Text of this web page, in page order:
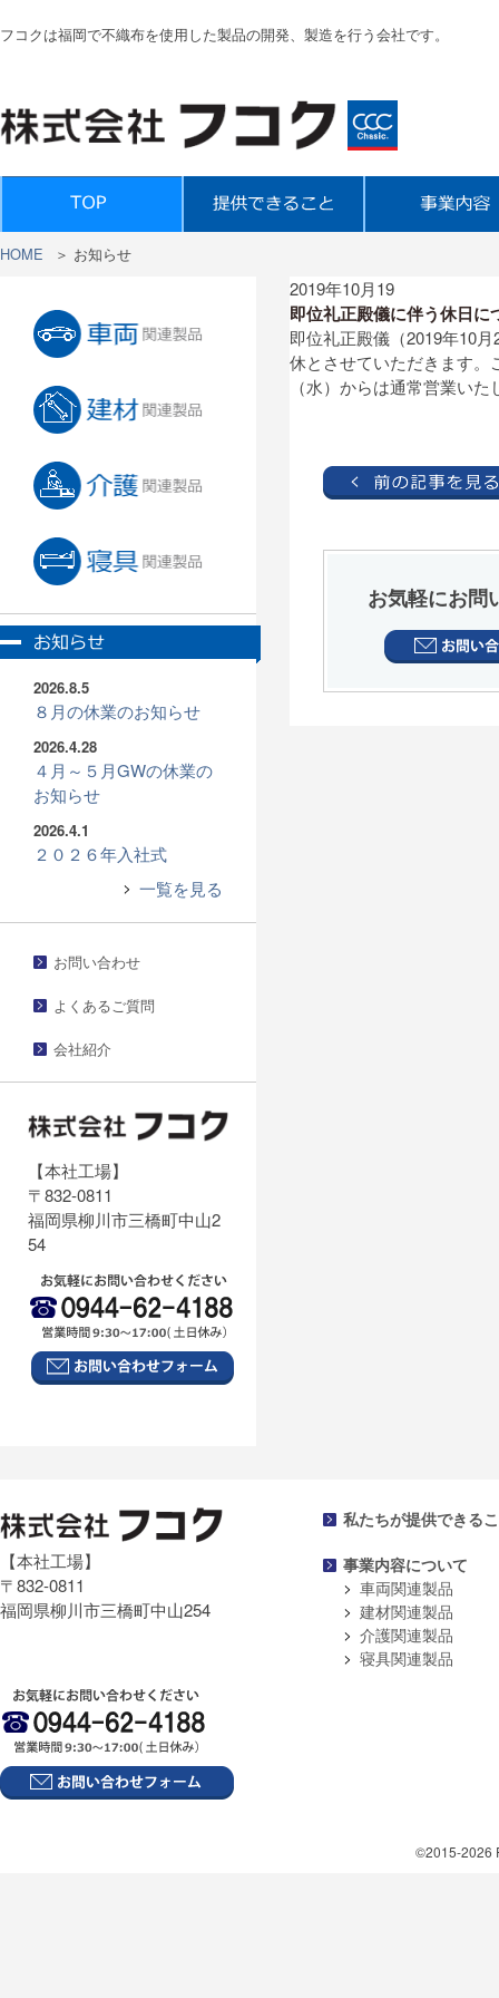
フコクは福岡で不織布を使用した製品の開発、製造を行う会社です。
HOME ＞ お知らせ
2026.8.5
８月の休業のお知らせ
2026.4.28
４月～５月GWの休業の
お知らせ
2026.4.1
２０２６年入社式
一覧を見る
お問い合わせ
よくあるご質問
会社紹介
【本社工場】
〒832-0811
福岡県柳川市三橋町中山2
54
2019年10月19
即位礼正殿儀に伴う休日に
即位礼正殿儀（2019年10
休とさせていただきます。
（水）からは通常営業いた
お気軽にお問
【本社工場】
〒832-0811
福岡県柳川市三橋町中山254
私たちが提供できる
事業内容について
車両関連製品
建材関連製品
介護関連製品
寝具関連製品
©2015-2026